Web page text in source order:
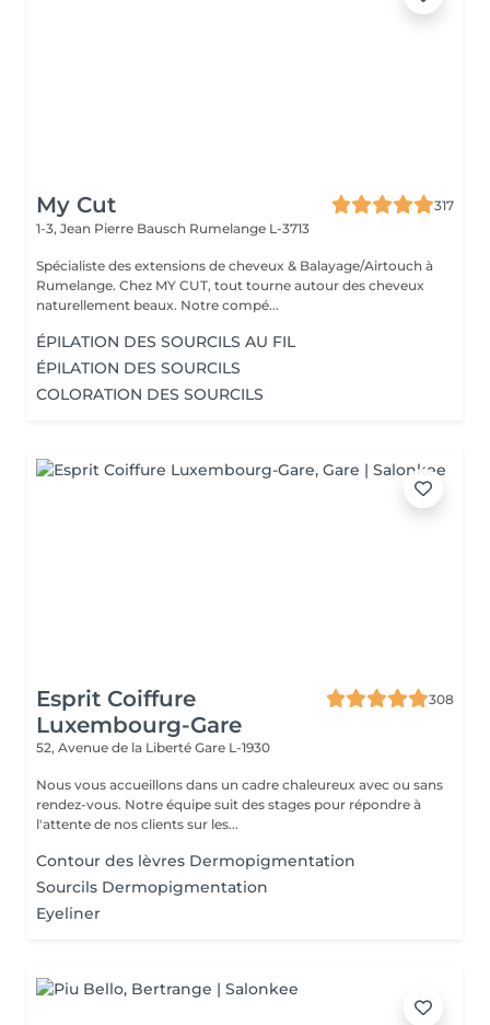
My Cut
317
1-3, Jean Pierre Bausch Rumelange L-3713
Spécialiste des extensions de cheveux & Balayage/Airtouch à
Rumelange. Chez MY CUT, tout tourne autour des cheveux
naturellement beaux. Notre compé...
ÉPILATION DES SOURCILS AU FIL
ÉPILATION DES SOURCILS
COLORATION DES SOURCILS
Esprit Coiffure
Luxembourg-Gare
308
52, Avenue de la Liberté Gare L-1930
Nous vous accueillons dans un cadre chaleureux avec ou sans
rendez-vous. Notre équipe suit des stages pour répondre à
l'attente de nos clients sur les...
Contour des lèvres Dermopigmentation
Sourcils Dermopigmentation
Eyeliner